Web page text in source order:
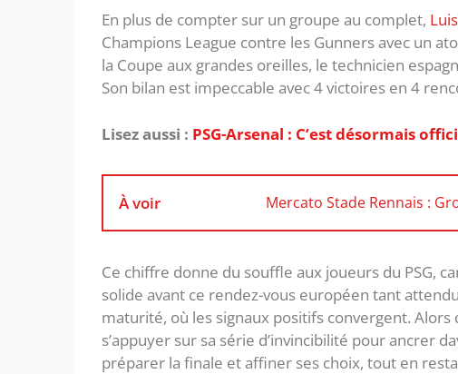
En plus de compter sur un groupe au complet,
Champions League contre les Gunners avec un
la Coupe aux grandes oreilles, le technicien
Son bilan est impeccable avec 4 victoires en 4
Lisez aussi : ‎PSG-Arsenal : C’est désormais
À voir Mercato Stade Rennais :
Ce chiffre donne du souffle aux joueurs du PSG,
solide avant ce rendez-vous européen tant
maturité, où les signaux positifs convergent.
s’appuyer sur sa série d’invincibilité pour ancrer
préparer la finale et affiner ses choix, tout en